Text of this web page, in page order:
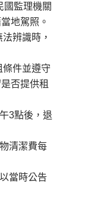
監理機關
地駕照。
辨識時，
條件並遵守
否提供租
3點後，退
清潔費每
當時公告